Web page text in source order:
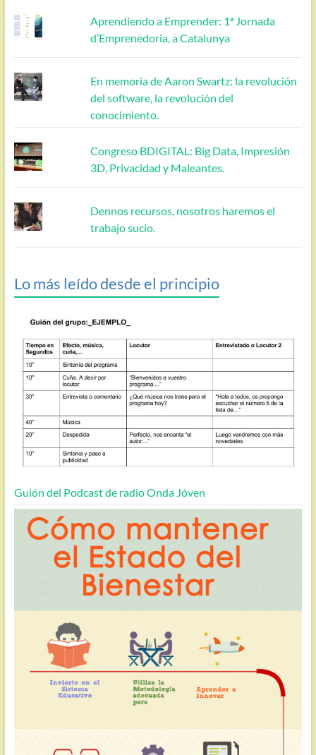
Aprendiendo a Emprender: 1ª Jornada
d’Emprenedoria, a Catalunya
En memoria de Aaron Swartz: la revolución
del software, la revolución del
conocimiento.
Congreso BDIGITAL: Big Data, Impresión
3D, Privacidad y Maleantes.
Dennos recursos, nosotros haremos el
trabajo sucio.
Lo más leído desde el principio
Guión del Podcast de radio Onda Jóven